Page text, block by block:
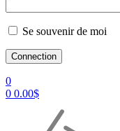
Se souvenir de moi
0
0 0.00$